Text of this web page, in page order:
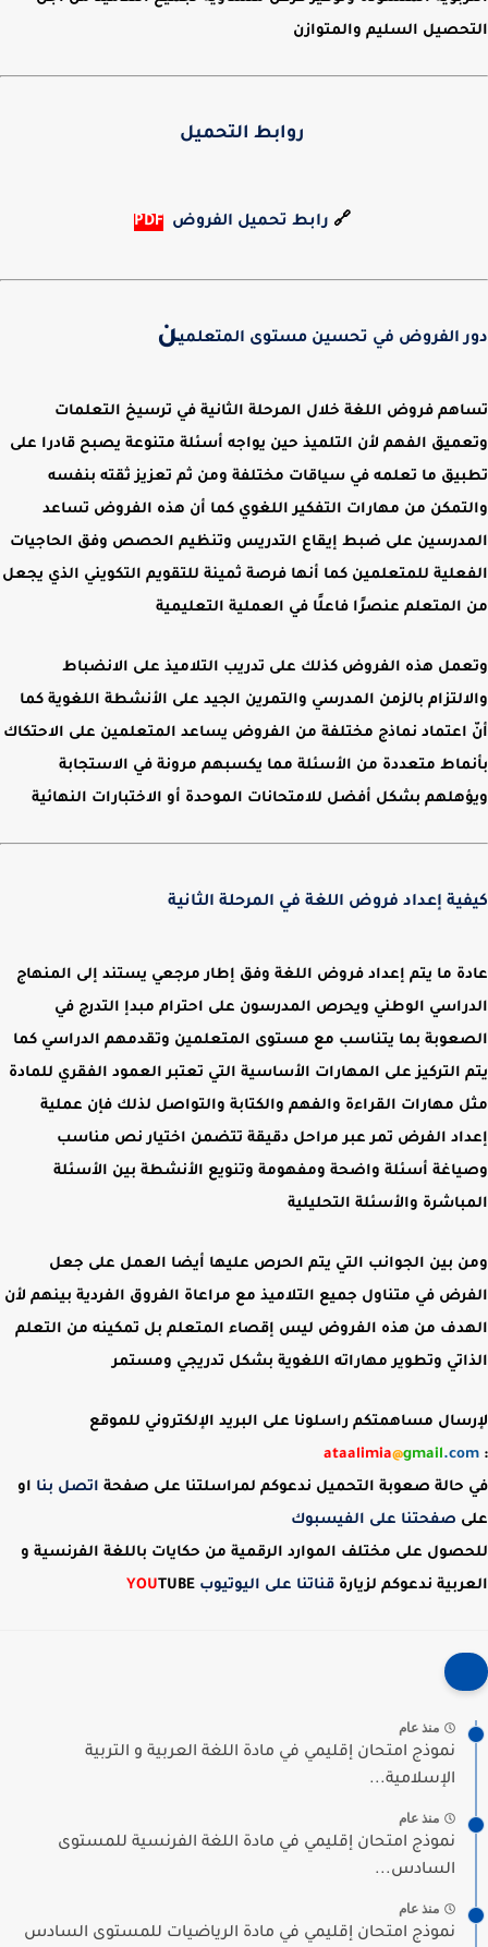
التحصيل السليم والمتوازن
روابط التحميل
🔗 رابط تحميل الفروض PDF
دور الفروض في تحسين مستوى المتعلمين
تساهم فروض اللغة خلال المرحلة الثانية في ترسيخ التعلمات
وتعميق الفهم لأن التلميذ حين يواجه أسئلة متنوعة يصبح قادرا على
تطبيق ما تعلمه في سياقات مختلفة ومن ثم تعزيز ثقته بنفسه
والتمكن من مهارات التفكير اللغوي كما أن هذه الفروض تساعد
المدرسين على ضبط إيقاع التدريس وتنظيم الحصص وفق الحاجيات
الفعلية للمتعلمين كما أنها فرصة ثمينة للتقويم التكويني الذي يجعل
من المتعلم عنصرًا فاعلًا في العملية التعليمية
وتعمل هذه الفروض كذلك على تدريب التلاميذ على الانضباط
والالتزام بالزمن المدرسي والتمرين الجيد على الأنشطة اللغوية كما
أنّ اعتماد نماذج مختلفة من الفروض يساعد المتعلمين على الاحتكاك
بأنماط متعددة من الأسئلة مما يكسبهم مرونة في الاستجابة
ويؤهلهم بشكل أفضل للامتحانات الموحدة أو الاختبارات النهائية
كيفية إعداد فروض اللغة في المرحلة الثانية
عادة ما يتم إعداد فروض اللغة وفق إطار مرجعي يستند إلى المنهاج
الدراسي الوطني ويحرص المدرسون على احترام مبدإ التدرج في
الصعوبة بما يتناسب مع مستوى المتعلمين وتقدمهم الدراسي كما
يتم التركيز على المهارات الأساسية التي تعتبر العمود الفقري للمادة
مثل مهارات القراءة والفهم والكتابة والتواصل لذلك فإن عملية
إعداد الفرض تمر عبر مراحل دقيقة تتضمن اختيار نص مناسب
وصياغة أسئلة واضحة ومفهومة وتنويع الأنشطة بين الأسئلة
المباشرة والأسئلة التحليلية
ومن بين الجوانب التي يتم الحرص عليها أيضا العمل على جعل
الفرض في متناول جميع التلاميذ مع مراعاة الفروق الفردية بينهم لأن
الهدف من هذه الفروض ليس إقصاء المتعلم بل تمكينه من التعلم
الذاتي وتطوير مهاراته اللغوية بشكل تدريجي ومستمر
لإرسال مساهمتكم راسلونا على البريد الإلكتروني للموقع
:
ataalimia@gmail.com
في حالة صعوبة التحميل ندعوكم لمراسلتنا على صفحة اتصل بنا او
على صفحتنا على الفيسبوك
للحصول على مختلف الموارد الرقمية من حكايات باللغة الفرنسية و
العربية ندعوكم لزيارة قناتنا على اليوتيوب YOUTUBE
منذ عام
نموذج امتحان إقليمي في مادة اللغة العربية و التربية
الإسلامية...
منذ عام
نموذج امتحان إقليمي في مادة اللغة الفرنسية للمستوى
السادس...
منذ عام
نموذج امتحان إقليمي في مادة الرياضيات للمستوى السادس